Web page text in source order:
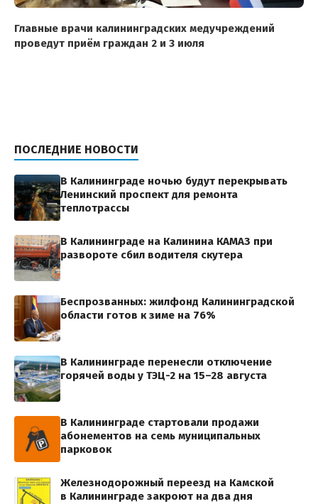
Главные врачи калининградских медучреждений
проведут приём граждан 2 и 3 июля
ПОСЛЕДНИЕ НОВОСТИ
В Калининграде ночью будут перекрывать
Ленинский проспект для ремонта
теплотрассы
В Калининграде на Калинина КАМАЗ при
развороте сбил водителя скутера
Беспрозванных: жилфонд Калининградской
области готов к зиме на 76%
В Калининграде перенесли отключение
горячей воды у ТЭЦ-2 на 15–28 августа
В Калининграде стартовали продажи
абонементов на семь муниципальных
парковок
Железнодорожный переезд на Камской
в Калининграде закроют на два дня